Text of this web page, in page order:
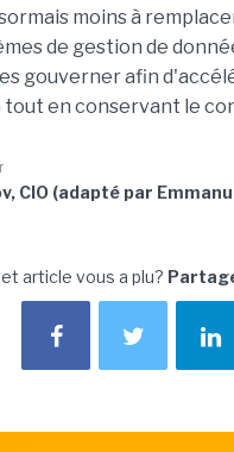
moins à
de gestion de
gouverner afin
en conservant le
CIO (adapté par
article vous a plu?